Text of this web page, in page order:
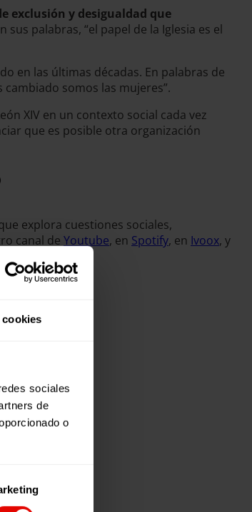
cookies
sociales
de
o
exclusión y desigualdad que
palabras, “el papel de la Iglesia es el
en las últimas décadas. En palabras de
somos las mujeres”.
XIV en un contexto social cada vez
que es posible otra organización
explora cuestiones sociales,
canal de Youtube, en Spotify, en Ivoox, y